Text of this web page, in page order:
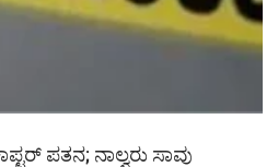
ಪತನ; ನಾಲ್ವರು ಸಾವು